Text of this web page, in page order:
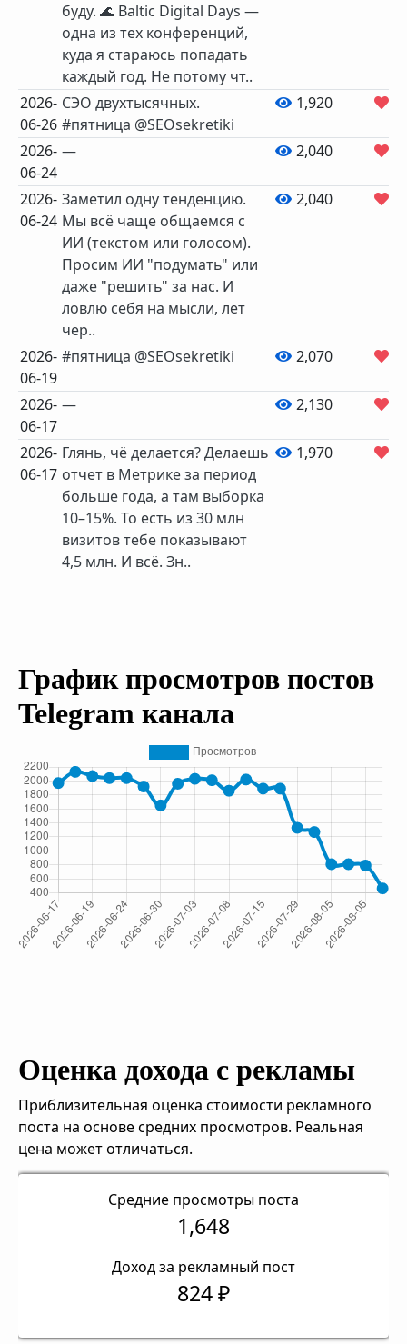
буду. 🌊 Baltic Digital Days —
одна из тех конференций,
куда я стараюсь попадать
каждый год. Не потому чт..
2026-
06-26
СЭО двухтысячных.
#пятница @SEOsekretiki
1,920
2026-
06-24
— 2,040
2026-
06-24
Заметил одну тенденцию.
Мы всё чаще общаемся с
ИИ (текстом или голосом).
Просим ИИ "подумать" или
даже "решить" за нас. И
ловлю себя на мысли, лет
чер..
2,040
2026-
06-19
#пятница @SEOsekretiki 2,070
2026-
06-17
— 2,130
2026-
06-17
Глянь, чё делается? Делаешь
отчет в Метрике за период
больше года, а там выборка
10–15%. То есть из 30 млн
визитов тебе показывают
4,5 млн. И всё. Зн..
1,970
График просмотров постов
Telegram канала
Оценка дохода с рекламы
Приблизительная оценка стоимости рекламного
поста на основе средних просмотров. Реальная
цена может отличаться.
Средние просмотры поста
1,648
Доход за рекламный пост
824 ₽